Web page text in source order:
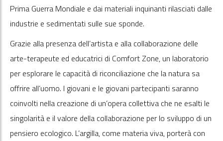
Prima Guerra Mondiale e dai materiali inquinanti rilasciati dalle
industrie e sedimentati sulle sue sponde.
Grazie alla presenza dell’artista e alla collaborazione delle
arte-terapeute ed educatrici di Comfort Zone, un laboratorio
per esplorare le capacità di riconciliazione che la natura sa
offrire all’uomo. I giovani e le giovani partecipanti saranno
coinvolti nella creazione di un’opera collettiva che ne esalti le
singolarità e il valore della collaborazione per lo sviluppo di un
pensiero ecologico. L’argilla, come materia viva, porterà con